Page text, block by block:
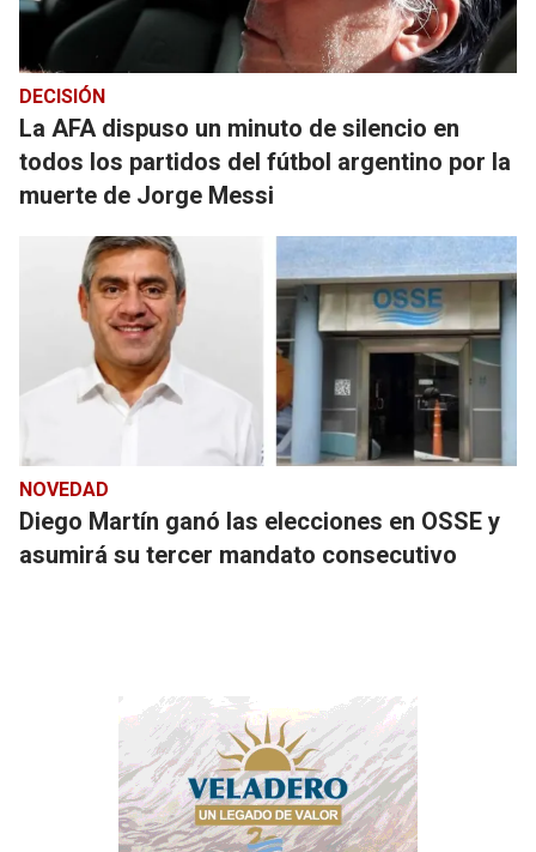
DECISIÓN
La AFA dispuso un minuto de silencio en
todos los partidos del fútbol argentino por la
muerte de Jorge Messi
NOVEDAD
Diego Martín ganó las elecciones en OSSE y
asumirá su tercer mandato consecutivo